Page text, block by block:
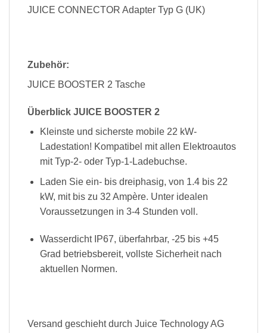
JUICE CONNECTOR Adapter Typ G (UK)
Zubehör:
JUICE BOOSTER 2 Tasche
Überblick JUICE BOOSTER 2
Kleinste und sicherste mobile 22 kW-
Ladestation! Kompatibel mit allen Elektroautos
mit Typ-2- oder Typ-1-Ladebuchse.
Laden Sie ein- bis dreiphasig, von 1.4 bis 22
kW, mit bis zu 32 Ampère. Unter idealen
Voraussetzungen in 3-4 Stunden voll.
Wasserdicht IP67, überfahrbar, -25 bis +45
Grad betriebsbereit, vollste Sicherheit nach
aktuellen Normen.
Versand geschieht durch Juice Technology AG